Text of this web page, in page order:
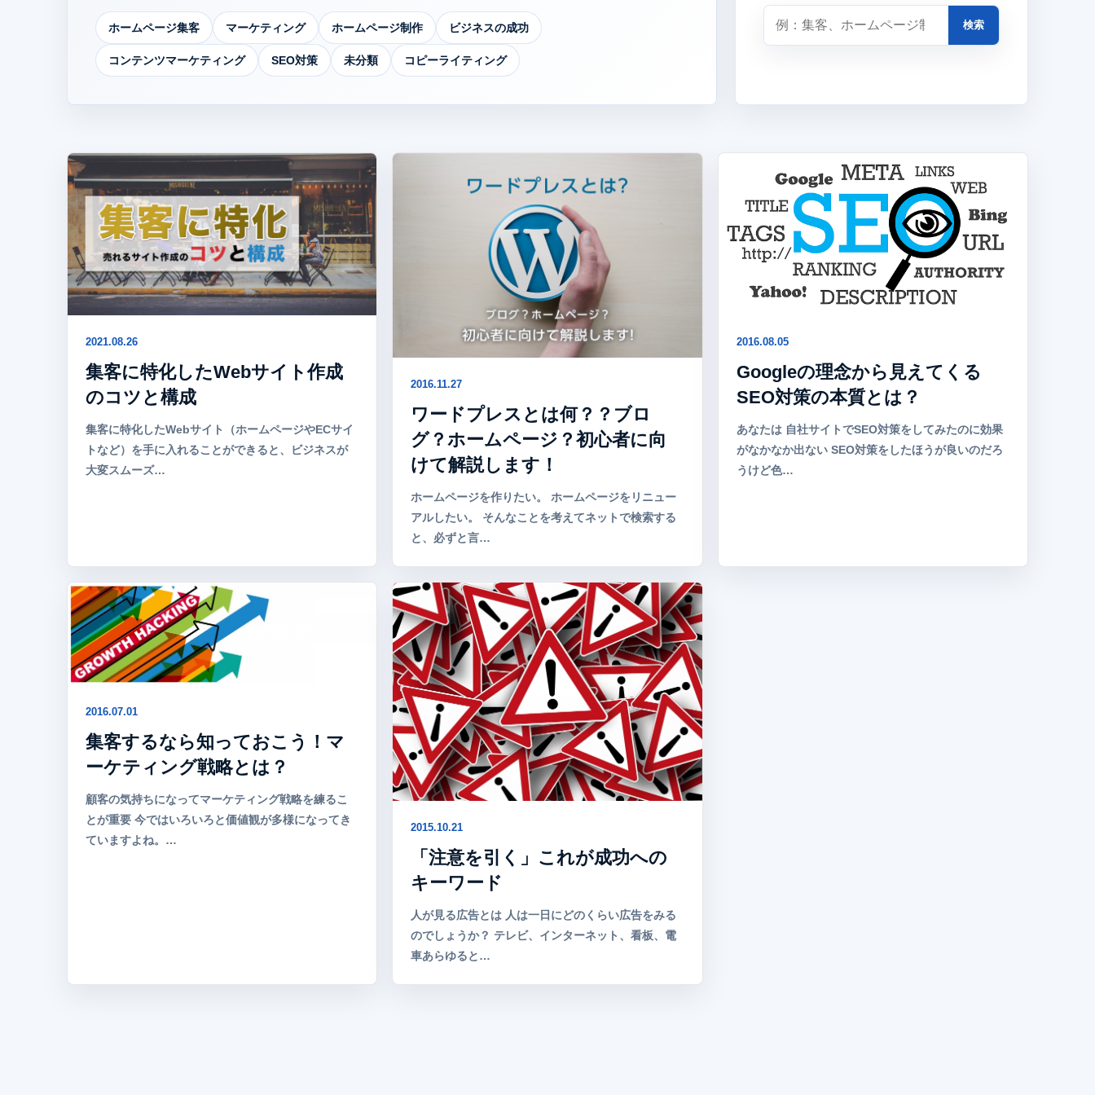
ホームページ集客 マーケティング ホームページ制作 ビジネスの成功
コンテンツマーケティング SEO対策 未分類 コピーライティング
検索
2021.08.26
集客に特化したWebサイト作成
のコツと構成
集客に特化したWebサイト（ホームページやECサイ
トなど）を手に入れることができると、ビジネスが
大変スムーズ…
2016.11.27
ワードプレスとは何？？ブロ
グ？ホームページ？初心者に向
けて解説します！
ホームページを作りたい。 ホームページをリニュー
アルしたい。 そんなことを考えてネットで検索する
と、必ずと言…
2016.08.05
Googleの理念から見えてくる
SEO対策の本質とは？
あなたは 自社サイトでSEO対策をしてみたのに効果
がなかなか出ない SEO対策をしたほうが良いのだろ
うけど色…
2016.07.01
集客するなら知っておこう！マ
ーケティング戦略とは？
顧客の気持ちになってマーケティング戦略を練るこ
とが重要 今ではいろいろと価値観が多様になってき
ていますよね。…
2015.10.21
「注意を引く」これが成功への
キーワード
人が見る広告とは 人は一日にどのくらい広告をみる
のでしょうか？ テレビ、インターネット、看板、電
車あらゆると…